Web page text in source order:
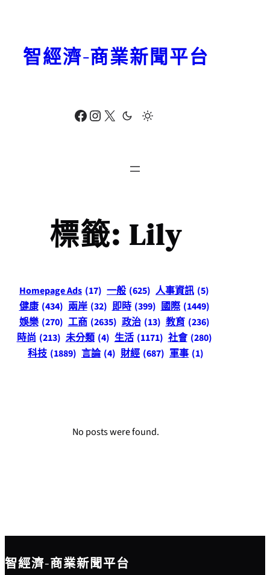
Facebook Instagram X
智經濟-商業新聞平台
標籤: Lily
Homepage Ads (17) 一般 (625) 人事資訊 (5)
健康 (434) 兩岸 (32) 即時 (399) 國際 (1449)
娛樂 (270) 工商 (2635) 政治 (13) 教育 (236)
時尚 (213) 未分類 (4) 生活 (1171) 社會 (280)
科技 (1889) 言論 (4) 財經 (687) 軍事 (1)
No posts were found.
智經濟-商業新聞平台